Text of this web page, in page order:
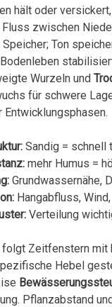
hält oder
zwischen
Ton
Wurzeln und
für schwere
Sandig = schnell
mehr Humus =
Grundwassernähe,
Hangabfluss,
Verteilung
folgt Zeitfenstern
Hebel
Pflanzabstand